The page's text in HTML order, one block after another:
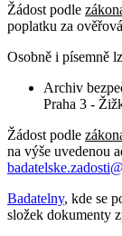
Žádost podle
poplatku za
Osobně i písemně
Archiv
Praha 3 -
Žádost podle
na výše uvedenou
Badatelny, kde se
složek dokumenty